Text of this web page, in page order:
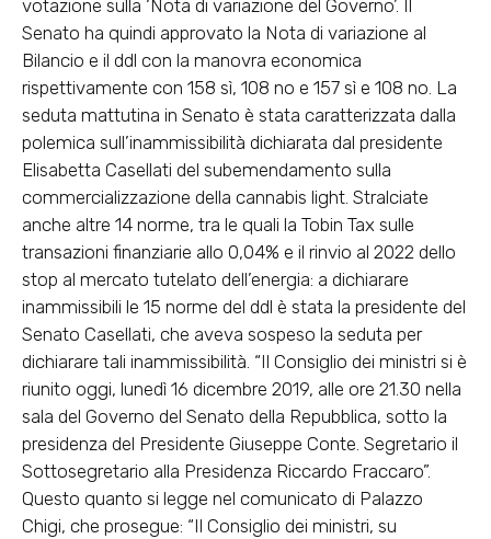
votazione sulla ‘Nota di variazione del Governo’. Il
Senato ha quindi approvato la Nota di variazione al
Bilancio e il ddl con la manovra economica
rispettivamente con 158 sì, 108 no e 157 sì e 108 no. La
seduta mattutina in Senato è stata caratterizzata dalla
polemica sull’inammissibilità dichiarata dal presidente
Elisabetta Casellati del subemendamento sulla
commercializzazione della cannabis light. Stralciate
anche altre 14 norme, tra le quali la Tobin Tax sulle
transazioni finanziarie allo 0,04% e il rinvio al 2022 dello
stop al mercato tutelato dell’energia: a dichiarare
inammissibili le 15 norme del ddl è stata la presidente del
Senato Casellati, che aveva sospeso la seduta per
dichiarare tali inammissibilità. “Il Consiglio dei ministri si è
riunito oggi, lunedì 16 dicembre 2019, alle ore 21.30 nella
sala del Governo del Senato della Repubblica, sotto la
presidenza del Presidente Giuseppe Conte. Segretario il
Sottosegretario alla Presidenza Riccardo Fraccaro”.
Questo quanto si legge nel comunicato di Palazzo
Chigi, che prosegue: “Il Consiglio dei ministri, su